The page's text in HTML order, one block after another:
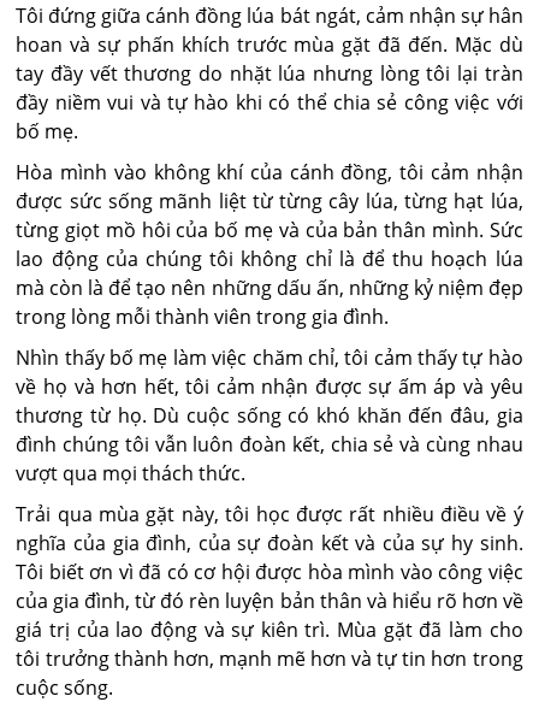
Tôi đứng giữa cánh đồng lúa bát ngát, cảm nhận sự hân
hoan và sự phấn khích trước mùa gặt đã đến. Mặc dù
tay đầy vết thương do nhặt lúa nhưng lòng tôi lại tràn
đầy niềm vui và tự hào khi có thể chia sẻ công việc với
bố mẹ.
Hòa mình vào không khí của cánh đồng, tôi cảm nhận
được sức sống mãnh liệt từ từng cây lúa, từng hạt lúa,
từng giọt mồ hôi của bố mẹ và của bản thân mình. Sức
lao động của chúng tôi không chỉ là để thu hoạch lúa
mà còn là để tạo nên những dấu ấn, những kỷ niệm đẹp
trong lòng mỗi thành viên trong gia đình.
Nhìn thấy bố mẹ làm việc chăm chỉ, tôi cảm thấy tự hào
về họ và hơn hết, tôi cảm nhận được sự ấm áp và yêu
thương từ họ. Dù cuộc sống có khó khăn đến đâu, gia
đình chúng tôi vẫn luôn đoàn kết, chia sẻ và cùng nhau
vượt qua mọi thách thức.
Trải qua mùa gặt này, tôi học được rất nhiều điều về ý
nghĩa của gia đình, của sự đoàn kết và của sự hy sinh.
Tôi biết ơn vì đã có cơ hội được hòa mình vào công việc
của gia đình, từ đó rèn luyện bản thân và hiểu rõ hơn về
giá trị của lao động và sự kiên trì. Mùa gặt đã làm cho
tôi trưởng thành hơn, mạnh mẽ hơn và tự tin hơn trong
cuộc sống.